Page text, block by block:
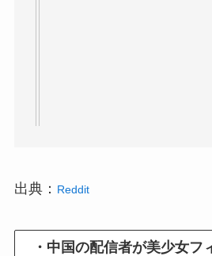
出典： Reddit
・中国の配信者が美少女フ